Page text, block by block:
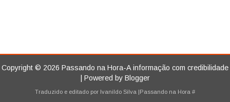
Copyright © 2026 Passando na Hora-A informação com credibilidade
| Powered by Blogger
Traduzido e editado por Ivanildo Silva |Passando na Hora #